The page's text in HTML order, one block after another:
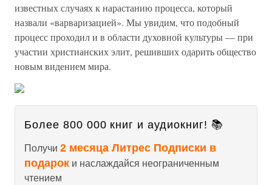
известных случаях к нарастанию процесса, который
назвали «варваризацией». Мы увидим, что подобный
процесс проходил и в области духовной культуры — при
участии христианских элит, решивших одарить общество
новым видением мира.
Более 800 000 книг и аудиокниг! 📚
Получи 2 месяца Литрес Подписки в
подарок и наслаждайся неограниченным
чтением